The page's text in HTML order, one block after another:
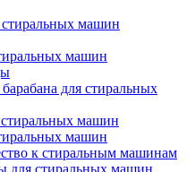
машин
машин
для стиральных
машин
машин
к стиральным машинам
для стиральных машин